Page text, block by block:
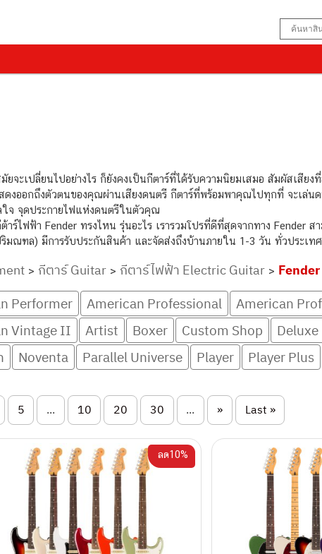
จะเปลี่ยนไปอย่างไร ก็ยังคงเป็นกีตาร์ที่ได้รับความนิยมเสมอ สัมผัสเสีย
งออกถึงตัวตนของคุณผ่านเสียงดนตรี กีตาร์ที่พร้อมพาคุณไปทุกที่ จะเล่น
ใจ จุดประกายไฟแห่งดนตรีในตัวคุณ
ร์ไฟฟ้า Fender ทรงไหน รุ่นอะไร เรารวมโปรที่ดีที่สุดจากทาง Fender ส
มณฑล) มีการรับประกันสินค้า และจัดส่งถึงบ้านภายใน 1-3 วัน ทั่วประเทศ
> กีตาร์ Guitar> กีตาร์ไฟฟ้า Electric Guitar> Fender
Performer American Professional
American
Vintage II Artist Boxer Custom Shop Deluxe
Noventa Parallel Universe Player Player Plus
5 ... 10 20 30 ... » Last »
ลด10%